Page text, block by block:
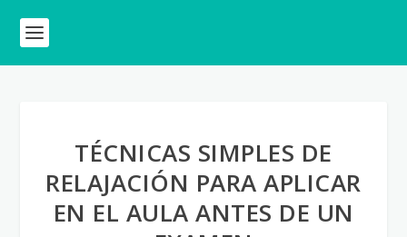
TÉCNICAS SIMPLES DE
RELAJACIÓN PARA APLICAR
EN EL AULA ANTES DE UN